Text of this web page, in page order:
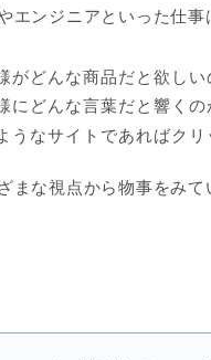
エンジニアといった仕事
がどんな商品だと欲しい
にどんな言葉だと響くの
うなサイトであればク
まな視点から物事をみて